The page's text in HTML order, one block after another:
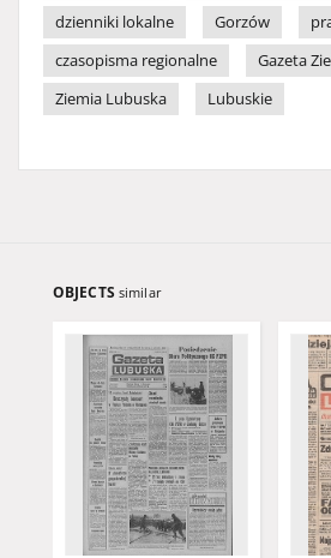
dzienniki lokalne
Gorzów
czasopisma regionalne
Gazeta
Ziemia Lubuska
Lubuskie
OBJECTS similar